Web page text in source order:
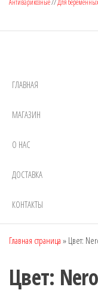
Антиварикозные//Для беременных
ГЛАВНАЯ
МАГАЗИН
О НАС
ДОСТАВКА
КОНТАКТЫ
Главная страница » Цвет:
Цвет: